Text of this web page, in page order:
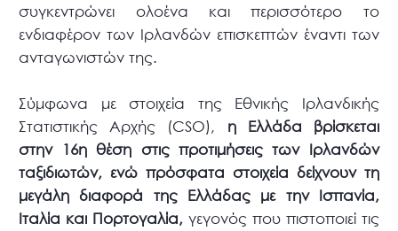
συγκεντρώνει ολοένα και περισσότερο το
ενδιαφέρον των Ιρλανδών επισκεπτών έναντι των
ανταγωνιστών της.
Σύμφωνα με στοιχεία της Εθνικής Ιρλανδικής
Στατιστικής Αρχής (CSO), η Ελλάδα βρίσκεται
στην 16η θέση στις προτιμήσεις των Ιρλανδών
ταξιδιωτών, ενώ πρόσφατα στοιχεία δείχνουν τη
μεγάλη διαφορά της Ελλάδας με την Ισπανία,
Ιταλία και Πορτογαλία, γεγονός που πιστοποιεί τις